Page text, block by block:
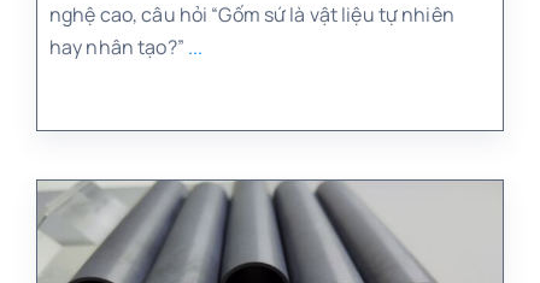
nghệ cao, câu hỏi “Gốm sứ là vật liệu tự nhiên
hay nhân tạo?” ...